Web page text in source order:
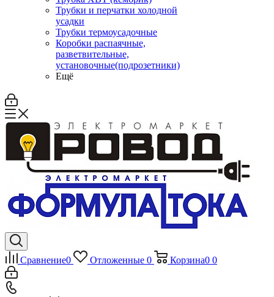
Трубки и перчатки холодной
усадки
Трубки термоусадочные
Коробки распаячные,
разветвительные,
установочные(подрозетники)
Ещё
Сравнение0 Отложенные 0 Корзина0 0